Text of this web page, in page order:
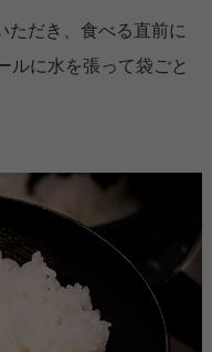
ただき、食べる直前に
ルに水を張って袋ごと